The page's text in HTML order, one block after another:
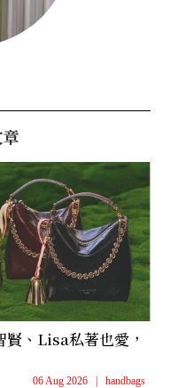
、Lisa私著也愛，
06 Aug 2026 | handbags